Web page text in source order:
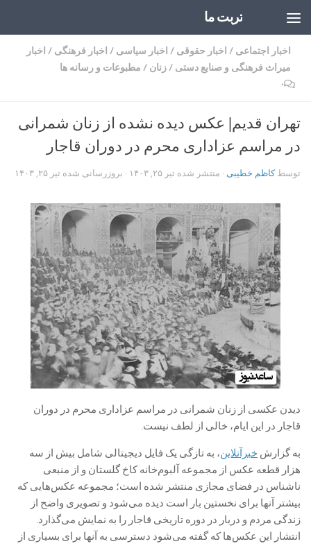
تربت ما
اخبار اجتماعی / اخبار حقوقی / اخبار سیاسی / اخبار فرهنگی / اخبار
میراث فرهنگی و صنایع دستی /زنان / مطبوعات و رسانه ها
۰
تهران قدیم| عکس دیده نشده از زنان شمرانی
در مراسم عزاداری محرم در دوران قاجار
توسطکاظم خطیبی · منتشر شده تیر ۲۵, ۱۴۰۳ · بروزرسانی شده تیر ۲۵, ۱۴۰۳
دیدن عکسی از زنان شمرانی در مراسم عزاداری محرم در دوران
قاجار در این ایام، خالی از لطف نیست.
به گزارش خبرآنلاین، به تازگی یک فایل دیجیتالی شامل بیش از سه
هزار قطعه عکس از مجموعه آلبوم‌خانه کاخ گلستان و از منبعی
ناشناس در فضای مجازی منتشر شده است؛ مجموعه عکس‌هایی که
بیشتر آنها برای نخستین بار است دیده می‌شود و تصویری واضح از
زندگی مردم و دربار در دوره تاریخی قاجار را به نمایش می‌گذارد.
انتشار این عکس‌ها که گفته می‌شود دسترسی به آنها برای بسیاری از